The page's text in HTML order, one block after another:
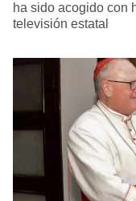
ha sido acogido con
televisión estatal